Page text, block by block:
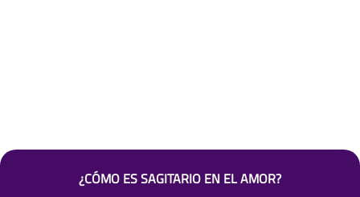
¿CÓMO ES SAGITARIO EN EL AMOR?